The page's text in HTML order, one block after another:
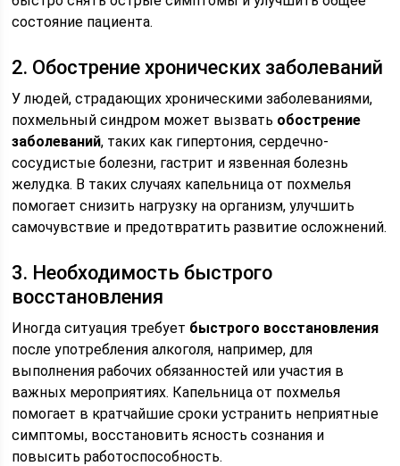
состояние пациента.
2. Обострение хронических заболеваний
У людей, страдающих хроническими заболеваниями,
похмельный синдром может вызвать обострение
заболеваний, таких как гипертония, сердечно-
сосудистые болезни, гастрит и язвенная болезнь
желудка. В таких случаях капельница от похмелья
помогает снизить нагрузку на организм, улучшить
самочувствие и предотвратить развитие осложнений.
3. Необходимость быстрого
восстановления
Иногда ситуация требует быстрого восстановления
после употребления алкоголя, например, для
выполнения рабочих обязанностей или участия в
важных мероприятиях. Капельница от похмелья
помогает в кратчайшие сроки устранить неприятные
симптомы, восстановить ясность сознания и
повысить работоспособность.